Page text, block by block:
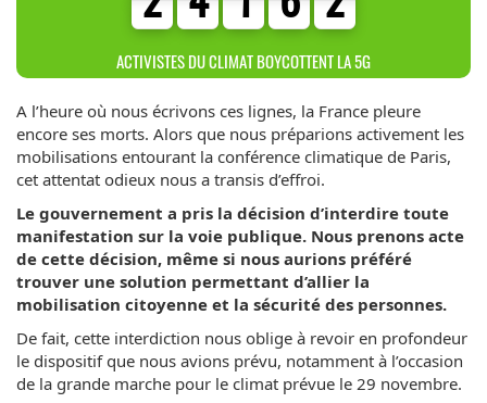
ACTIVISTES DU CLIMAT BOYCOTTENT LA 5G
A l’heure où nous écrivons ces lignes, la France pleure
encore ses morts. Alors que nous préparions activement les
mobilisations entourant la conférence climatique de Paris,
cet attentat odieux nous a transis d’effroi.
Le gouvernement a pris la décision d’interdire toute
manifestation sur la voie publique. Nous prenons acte
de cette décision, même si nous aurions préféré
trouver une solution permettant d’allier la
mobilisation citoyenne et la sécurité des personnes.
De fait, cette interdiction nous oblige à revoir en profondeur
le dispositif que nous avions prévu, notamment à l’occasion
de la grande marche pour le climat prévue le 29 novembre.